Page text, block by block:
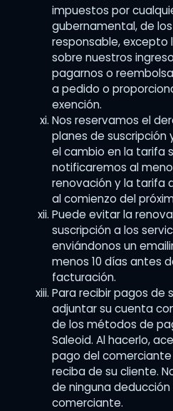
impuestos por
gubernamental, de
responsable,
sobre nuestros
pagarnos o
a pedido o
exención.
Nos reservamos el
planes de suscripción
el cambio en la tarifa
notificaremos al
renovación y la tarifa
al comienzo del
Puede evitar la
suscripción a los
enviándonos un
menos 10 días antes
facturación.
Para recibir pagos de
adjuntar su cuenta
de los métodos de
Saleoid. Al hacerlo,
pago del
reciba de su cliente.
de ninguna
comerciante.